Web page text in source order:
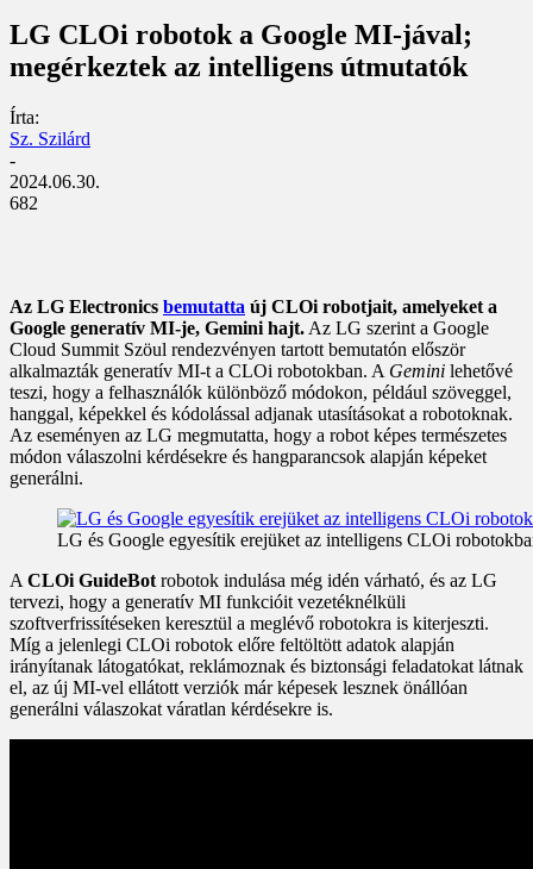
LG CLOi robotok a Google MI-jával;
megérkeztek az intelligens útmutatók
Írta:
Sz. Szilárd
-
2024.06.30.
682
Az LG Electronics bemutatta új CLOi robotjait, amelyeket a
Google generatív MI-je, Gemini hajt. Az LG szerint a Google
Cloud Summit Szöul rendezvényen tartott bemutatón először
alkalmazták generatív MI-t a CLOi robotokban. A Gemini lehetővé
teszi, hogy a felhasználók különböző módokon, például szöveggel,
hanggal, képekkel és kódolással adjanak utasításokat a robotoknak.
Az eseményen az LG megmutatta, hogy a robot képes természetes
módon válaszolni kérdésekre és hangparancsok alapján képeket
generálni.
LG és Google egyesítik erejüket az intelligens CLOi
A CLOi GuideBot robotok indulása még idén várható, és az LG
tervezi, hogy a generatív MI funkcióit vezetéknélküli
szoftverfrissítéseken keresztül a meglévő robotokra is kiterjeszti.
Míg a jelenlegi CLOi robotok előre feltöltött adatok alapján
irányítanak látogatókat, reklámoznak és biztonsági feladatokat látnak
el, az új MI-vel ellátott verziók már képesek lesznek önállóan
generálni válaszokat váratlan kérdésekre is.